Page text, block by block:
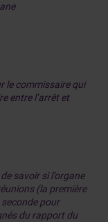
le commissaire qui
entre l’arrêt et
savoir si l’organe
(la première
pour
du rapport du